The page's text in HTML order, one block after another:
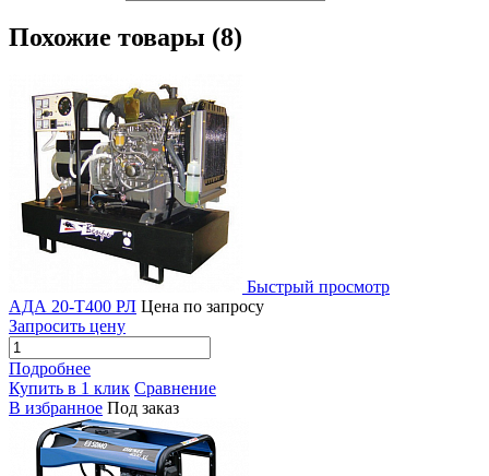
Похожие товары (8)
Быстрый просмотр
АДА 20-Т400 РЛ Цена по запросу
Запросить цену
Подробнее
Купить в 1 клик Сравнение
В избранное Под заказ